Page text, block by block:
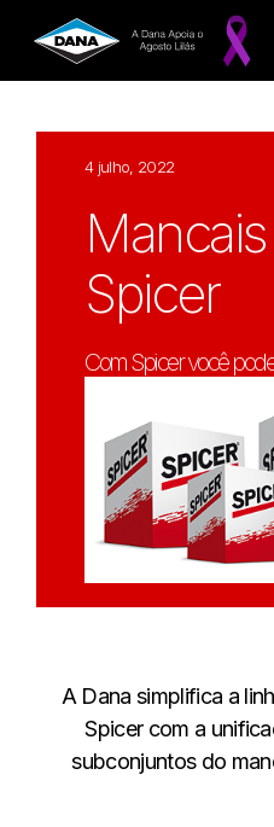
4 julho, 2022
Spicer
Com Spicer você
A Dana simplifica a
Spicer com a
subconjuntos do